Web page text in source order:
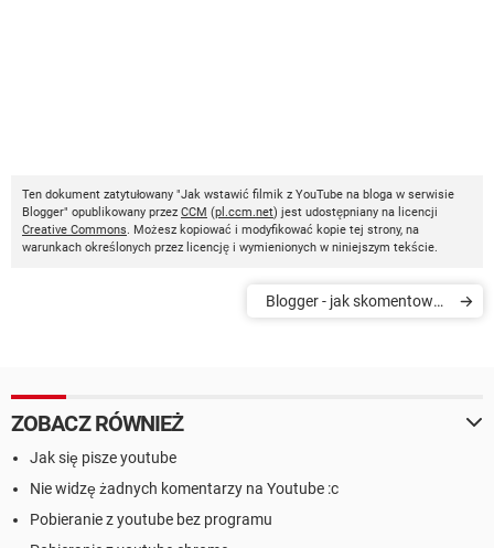
Ten dokument zatytułowany "Jak wstawić filmik z YouTube na bloga w serwisie
Blogger" opublikowany przez CCM (pl.ccm.net) jest udostępniany na licencji
Creative Commons. Możesz kopiować i modyfikować kopie tej strony, na
warunkach określonych przez licencję i wymienionych w niniejszym tekście.
Blogger - jak skomentować
ZOBACZ RÓWNIEŻ
Jak się pisze youtube
Nie widzę żadnych komentarzy na Youtube :c
Pobieranie z youtube bez programu